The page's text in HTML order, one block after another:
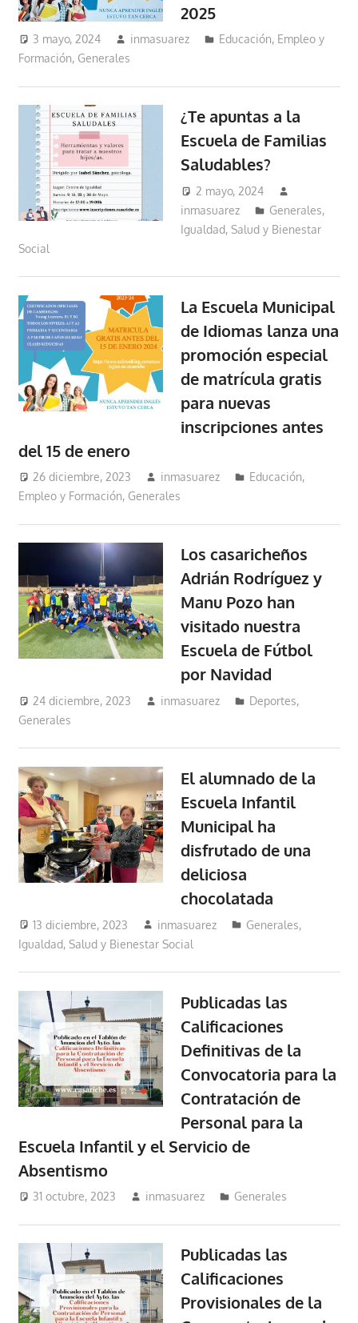
2025
3 mayo, 2024 inmasuarez
Educación, Empleo y
Formación, Generales
¿Te apuntas a la
Escuela de Familias
Saludables?
2 mayo, 2024
inmasuarez
Generales,
Igualdad, Salud y Bienestar
Social
La Escuela Municipal
de Idiomas lanza una
promoción especial
de matrícula gratis
para nuevas
inscripciones antes
del 15 de enero
26 diciembre, 2023 inmasuarez
Educación,
Empleo y Formación, Generales
Los casaricheños
Adrián Rodríguez y
Manu Pozo han
visitado nuestra
Escuela de Fútbol
por Navidad
24 diciembre, 2023 inmasuarez Deportes,
Generales
El alumnado de la
Escuela Infantil
Municipal ha
disfrutado de una
deliciosa
chocolatada
13 diciembre, 2023 inmasuarez Generales,
Igualdad, Salud y Bienestar Social
Publicadas las
Calificaciones
Definitivas de la
Convocatoria para la
Contratación de
Personal para la
Escuela Infantil y el Servicio de
Absentismo
31 octubre, 2023 inmasuarez Generales
Publicadas las
Calificaciones
Provisionales de la